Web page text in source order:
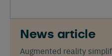
News article
Augmented reality